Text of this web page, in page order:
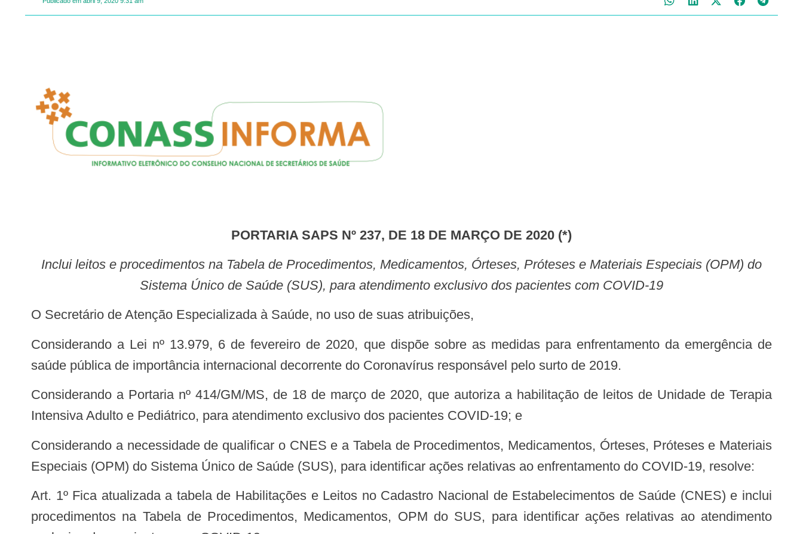
PORTARIA SAPS Nº 237, DE 18 DE MARÇO DE 2020 (*)
Inclui leitos e procedimentos na Tabela de Procedimentos, Medicamentos, Órteses, Próteses e Materiais Especiais (OPM) do
Sistema Único de Saúde (SUS), para atendimento exclusivo dos pacientes com COVID-19
O Secretário de Atenção Especializada à Saúde, no uso de suas atribuições,
Considerando a Lei nº 13.979, 6 de fevereiro de 2020, que dispõe sobre as medidas para enfrentamento da emergência de
saúde pública de importância internacional decorrente do Coronavírus responsável pelo surto de 2019.
Considerando a Portaria nº 414/GM/MS, de 18 de março de 2020, que autoriza a habilitação de leitos de Unidade de Terapia
Intensiva Adulto e Pediátrico, para atendimento exclusivo dos pacientes COVID-19; e
Considerando a necessidade de qualificar o CNES e a Tabela de Procedimentos, Medicamentos, Órteses, Próteses e Materiais
Especiais (OPM) do Sistema Único de Saúde (SUS), para identificar ações relativas ao enfrentamento do COVID-19, resolve:
Art. 1º Fica atualizada a tabela de Habilitações e Leitos no Cadastro Nacional de Estabelecimentos de Saúde (CNES) e inclui
procedimentos na Tabela de Procedimentos, Medicamentos, OPM do SUS, para identificar ações relativas ao atendimento